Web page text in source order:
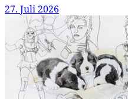
27. Juli 2026